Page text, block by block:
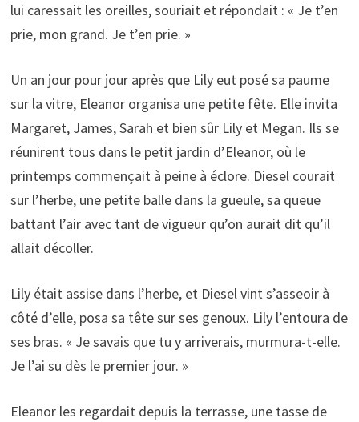
lui caressait les oreilles, souriait et répondait : « Je t’en
prie, mon grand. Je t’en prie. »
Un an jour pour jour après que Lily eut posé sa paume
sur la vitre, Eleanor organisa une petite fête. Elle invita
Margaret, James, Sarah et bien sûr Lily et Megan. Ils se
réunirent tous dans le petit jardin d’Eleanor, où le
printemps commençait à peine à éclore. Diesel courait
sur l’herbe, une petite balle dans la gueule, sa queue
battant l’air avec tant de vigueur qu’on aurait dit qu’il
allait décoller.
Lily était assise dans l’herbe, et Diesel vint s’asseoir à
côté d’elle, posa sa tête sur ses genoux. Lily l’entoura de
ses bras. « Je savais que tu y arriverais, murmura-t-elle.
Je l’ai su dès le premier jour. »
Eleanor les regardait depuis la terrasse, une tasse de